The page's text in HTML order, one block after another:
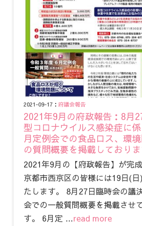
2021-09-17：府議会報告
2021年9月の府政報告：8月
型コロナウイルス感染症に
月定例会での食品ロス、環
の質問概要を掲載しており
2021年9月の【府政報告】が完
京都市西京区の皆様には19日(
たします。 8月27日臨時会の議
会での一般質問概要を掲載させ
す。 6月定 …read more